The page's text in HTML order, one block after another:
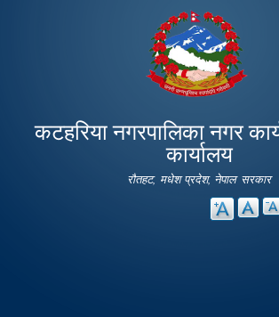
main
content
कटहरिया नगरपालिका नगर
कार्यालय
रौतहट, मधेश प्रदेश, नेपाल सरकार